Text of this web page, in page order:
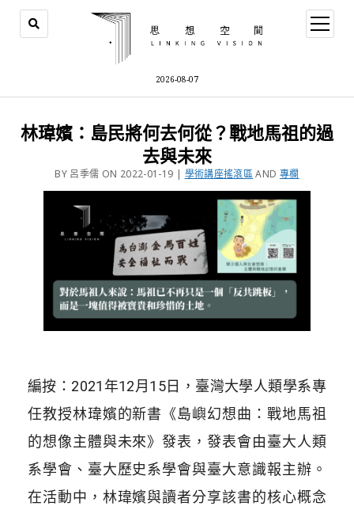
2026-08-07
林瑋嬪：島民將何去何從？戰地馬祖的過
去與未來
BY 呂季儒 ON 2022-01-19 | 學術講座搖滾區AND 專欄
編按：2021年12月15日， 臺灣大學人類學系專
任教授林瑋嬪的新書《島嶼幻想曲：戰地馬祖
的想像主體與未來》發表，發表會由臺大人類
系學會、臺大歷史系學會與臺大意識報主辦。
在活動中， 林瑋嬪與讀者分享該書的核心概念